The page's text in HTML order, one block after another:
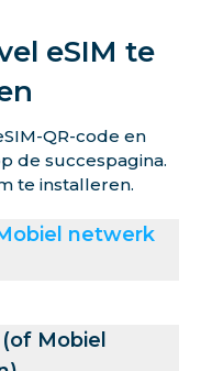
eSIM te
QR-code en
de succespagina.
te installeren.
netwerk
Mobiel